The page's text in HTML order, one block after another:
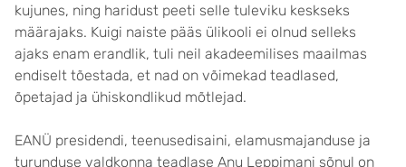
kujunes, ning haridust peeti selle tuleviku keskseks
määrajaks. Kuigi naiste pääs üli­kooli ei olnud selleks
ajaks enam erandlik, tuli neil akadeemilises maailmas
endiselt tõestada, et nad on võimekad teadlased,
õpetajad ja ühiskondlikud mõtlejad.
EANÜ presidendi, teenuse­disaini, elamusmajanduse ja
turun­duse valdkonna teadlase Anu Leppimani sõnul on